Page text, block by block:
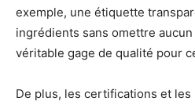
exemple, une étiquette
ingrédients sans omettre
véritable gage de qualité pour
De plus, les certifications et les